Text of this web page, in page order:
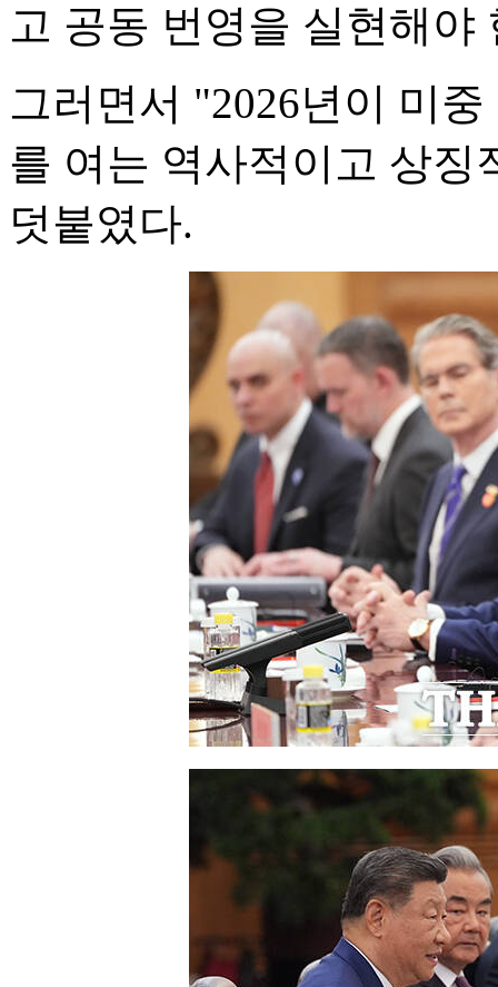
고 공동 번영을 실현해야
그러면서 "2026년이 미
를 여는 역사적이고 상
덧붙였다.